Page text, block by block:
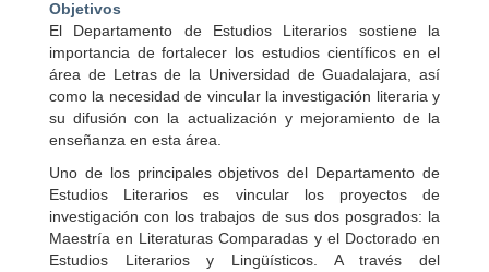
Objetivos
El Departamento de Estudios Literarios sostiene la
importancia de fortalecer los estudios científicos en el
área de Letras de la Universidad de Guadalajara, así
como la necesidad de vincular la investigación literaria y
su difusión con la actualización y mejoramiento de la
enseñanza en esta área.
Uno de los principales objetivos del Departamento de
Estudios Literarios es vincular los proyectos de
investigación con los trabajos de sus dos posgrados: la
Maestría en Literaturas Comparadas y el Doctorado en
Estudios Literarios y Lingüísticos. A través del